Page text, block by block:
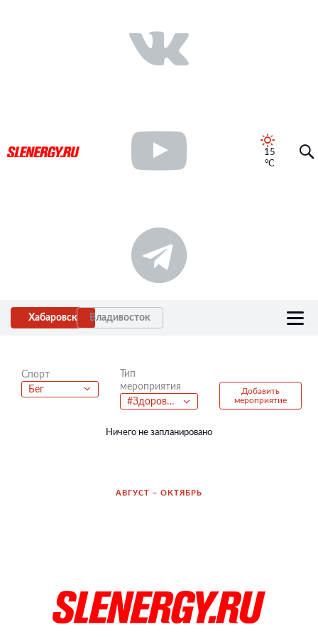
15
°C
Хабаровск Владивосток
Спорт
Бег
Тип
мероприятия
#Здоровье27
Добавить
мероприятие
Ничего не запланировано
АВГУСТ – ОКТЯБРЬ